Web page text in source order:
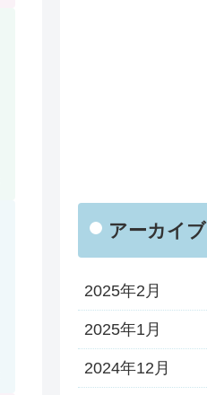
アーカイブ
2025年2月
2025年1月
2024年12月